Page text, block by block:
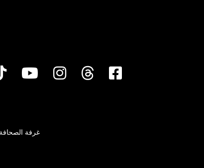
Facebook
Threads
غرفة الصحافة